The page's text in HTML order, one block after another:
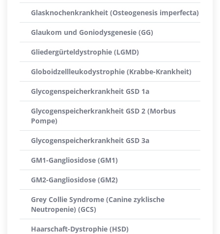
Glasknochenkrankheit (Osteogenesis imperfecta)
Glaukom und Goniodysgenesie (GG)
Gliedergürteldystrophie (LGMD)
Globoidzellleukodystrophie (Krabbe-Krankheit)
Glycogenspeicherkrankheit GSD 1a
Glycogenspeicherkrankheit GSD 2 (Morbus
Pompe)
Glycogenspeicherkrankheit GSD 3a
GM1-Gangliosidose (GM1)
GM2-Gangliosidose (GM2)
Grey Collie Syndrome (Canine zyklische
Neutropenie) (GCS)
Haarschaft-Dystrophie (HSD)